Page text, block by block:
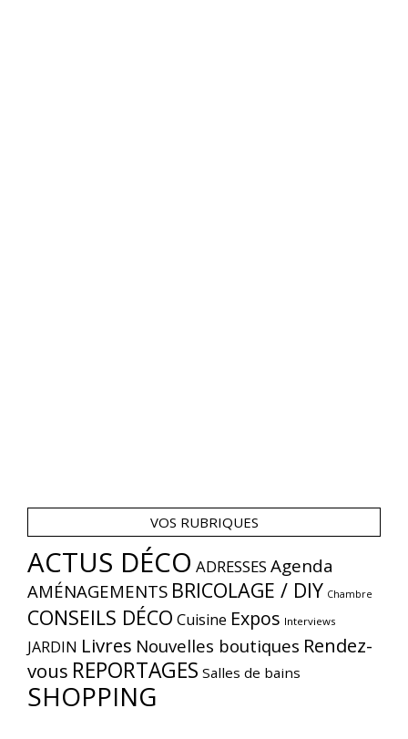
VOS RUBRIQUES
ACTUS DÉCO ADRESSES Agenda
AMÉNAGEMENTS BRICOLAGE / DIY Chambre
CONSEILS DÉCO Cuisine Expos Interviews
JARDIN Livres Nouvelles boutiques Rendez-
vous REPORTAGES Salles de bains
SHOPPING